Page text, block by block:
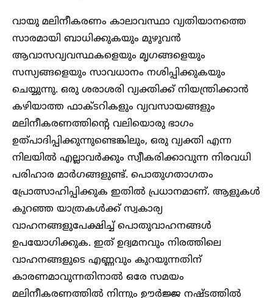
വായു മലിനീകരണം കാലാവസ്ഥാ വ്യതിയാനത്തെ
സാരമായി ബാധിക്കുകയും മുഴുവൻ
ആവാസവ്യവസ്ഥകളെയും മൃഗങ്ങളെയും
സസ്യങ്ങളെയും സാവധാനം നശിപ്പിക്കുകയും
ചെയ്യുന്നു. ഒരു ശരാശരി വ്യക്തിക്ക് നിയന്ത്രിക്കാൻ
കഴിയാത്ത ഫാക്ടറികളും വ്യവസായങ്ങളും
മലിനീകരണത്തിന്റെ വലിയൊരു ഭാഗം
ഉത്പാദിപ്പിക്കുന്നുണ്ടെങ്കിലും, ഒരു വ്യക്തി എന്ന
നിലയിൽ എല്ലാവർക്കും സ്വീകരിക്കാവുന്ന നിരവധി
പരിഹാര മാർഗങ്ങളുണ്ട്. പൊതുഗതാഗതം
പ്രോത്സാഹിപ്പിക്കുക ഇതിൽ പ്രധാനമാണ്. ആളുകൾ
കുറഞ്ഞ യാത്രകൾക്ക് സ്വകാര്യ
വാഹനങ്ങളുപേക്ഷിച്ച് പൊതുവാഹനങ്ങൾ
ഉപയോഗിക്കുക. ഇത് ഉദ്വമനവും നിരത്തിലെ
വാഹനങ്ങളുടെ എണ്ണവും കുറയുന്നതിന്
കാരണമാവുന്നതിനാൽ ഒരേ സമയം
മലിനീകരണത്തിൽ നിന്നും ഊർജ്ജ നഷ്ടത്തിൽ